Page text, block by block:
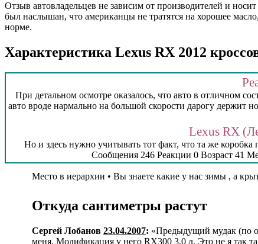
Отзыв автовладельцев не зависим от производителей и
был наслышан, что американцы не тратятся на хорошее
норме.
Характеристика Lexus RX 2012
При детальном осмотре оказалось, что авто в отличном
авто вроде нармально на большой скорости дарогу держит
Lexus RX
Но и здесь нужно учитывать тот факт, что та же
Сообщения 246 Реакции 0 Возраст 41
Место в иерархии • Вы знаете какие у нас зимы ,
Откуда сантиметры растут
Сергей Лобанов 23.04.2007: «Предыдущий мудак (по
меня. Модификация у него RX300 3.0 л. Это не я так